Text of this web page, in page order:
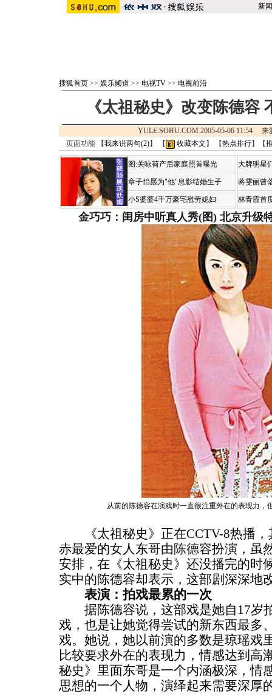
新闻
搜狐首页 >> 娱乐频道 >> 电视TV >> 电视前沿
《太祖秘史》改变陈德容
YULE.SOHU.COM 2005-05-06 11:54 来
页面功能 【我来说两句(2)】 【 收藏本文 】 【热点排行】【
图:关咏荷产后家庭照首曝光
章子怡愿为"他"息影结婚生子
小S婆婆4千万豪宅慰劳媳妇
大牌明星
蒋雯丽曾
林青霞首
金巧巧：闺房中听真人秀(图) 北京升级
从前的陈德容在演戏时一直很注重外在的表现力，
《太祖秘史》正在CCTV-8热播，
赤最爱的女人东哥由 陈德容扮演，虽
安排，在《太祖秘史》还没播完的时
实中的陈德容却表示，这部剧深深地
表演：拍戏最累的一次
据陈德容说，这部戏是她自17岁
戏，也是让她觉得尝试的新东西最多
戏。她说，她以前演的多数是琼瑶戏
比较要求外在的表现力，情感达到高
秘史》里面东哥是一个内涵极深，情
思想的一个人物，演绎起来需要深厚